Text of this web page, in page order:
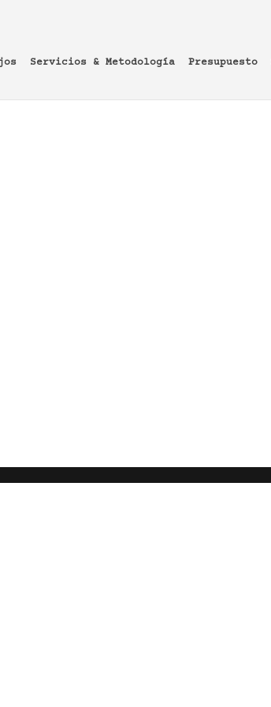
Servicios & Metodología Presupuesto